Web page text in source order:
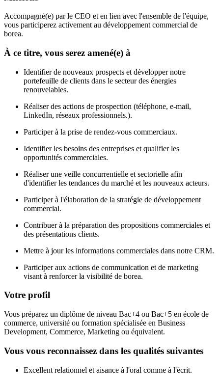
Accompagné(e) par le CEO et en lien avec l'ensemble de l'équipe,
vous participerez activement au développement commercial de
borea.
À ce titre, vous serez amené(e) à
Identifier de nouveaux prospects et développer notre
portefeuille de clients dans le secteur des énergies
renouvelables.
Réaliser des actions de prospection (téléphone, e-mail,
LinkedIn, réseaux professionnels.).
Participer à la prise de rendez-vous commerciaux.
Identifier les besoins des entreprises et qualifier les
opportunités commerciales.
Réaliser une veille concurrentielle et sectorielle afin
d'identifier les tendances du marché et les nouveaux acteurs.
Participer à l'élaboration de la stratégie de développement
commercial.
Contribuer à la préparation des propositions commerciales et
des présentations clients.
Mettre à jour les informations commerciales dans notre CRM.
Participer aux actions de communication et de marketing
visant à renforcer la visibilité de borea.
Votre profil
Vous préparez un diplôme de niveau Bac+4 ou Bac+5 en école de
commerce, université ou formation spécialisée en Business
Development, Commerce, Marketing ou équivalent.
Vous vous reconnaissez dans les qualités suivantes
Excellent relationnel et aisance à l'oral comme à l'écrit.